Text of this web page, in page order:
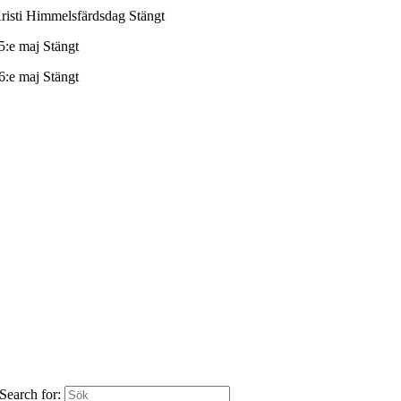
Himmelsfärdsdag Stängt
maj Stängt
maj Stängt
Search for: